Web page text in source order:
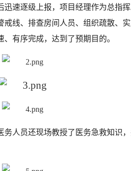
速逐级上报，项目经理作为总指
线、排查房间人员、组织疏散、
有序完成，达到了预期目的。
人员还现场教授了医务急救知识